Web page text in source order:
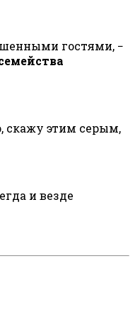
гостями, −
скажу этим серым,
и везде